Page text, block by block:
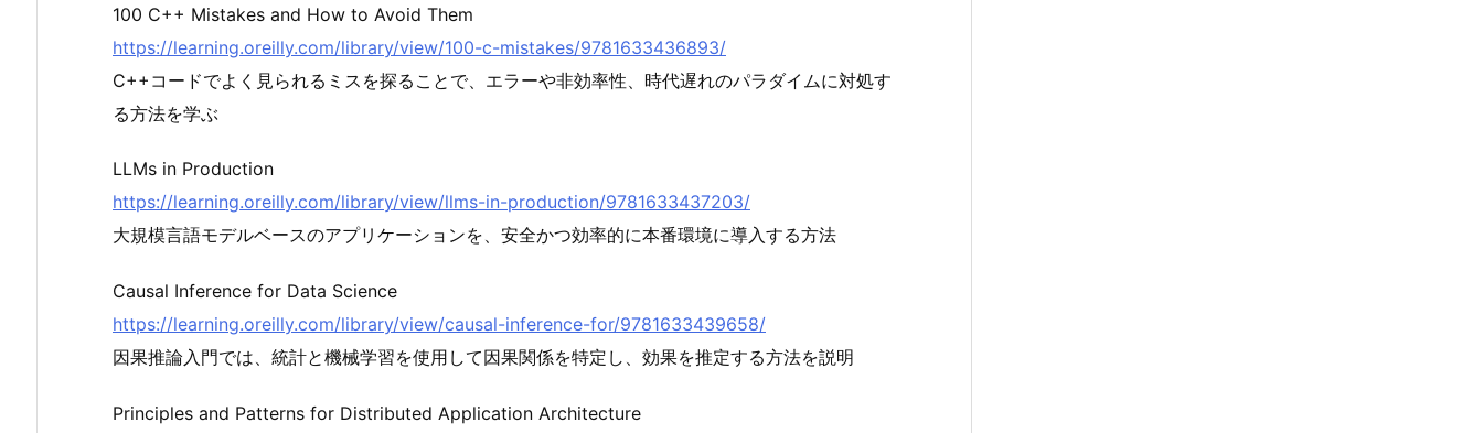
100 C++ Mistakes and How to Avoid Them
https://learning.oreilly.com/library/view/100-c-mistakes/9781633436893/
C++コードでよく見られるミスを探ることで、エラーや非効率性、時代遅れのパラダイムに対処す
る方法を学ぶ
LLMs in Production
https://learning.oreilly.com/library/view/llms-in-production/9781633437203/
大規模言語モデルベースのアプリケーションを、安全かつ効率的に本番環境に導入する方法
Causal Inference for Data Science
https://learning.oreilly.com/library/view/causal-inference-for/9781633439658/
因果推論入門では、統計と機械学習を使用して因果関係を特定し、効果を推定する方法を説明
Principles and Patterns for Distributed Application Architecture